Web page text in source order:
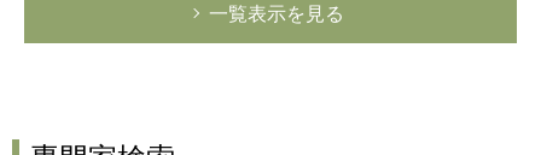
一覧表示を見る